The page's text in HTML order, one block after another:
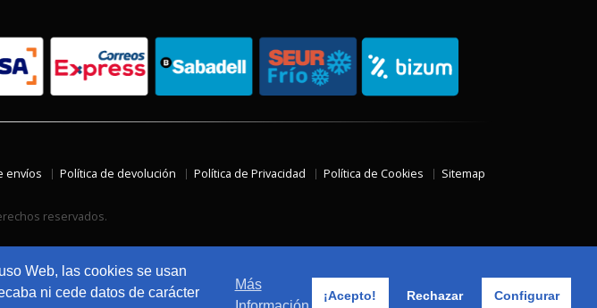
Web, las cookies se usan
ni cede datos de carácter
Más
¡Acepto! Rechazar Configurar
envíos Política de devolución Política de Privacidad Política de Cookies Sitemap
reservados.